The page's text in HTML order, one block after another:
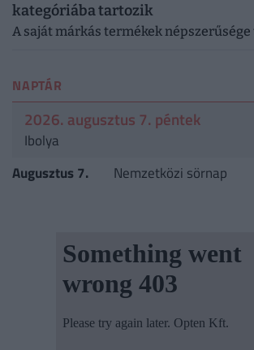
kategóriába tartozik
A saját márkás termékek
NAPTÁR
2026. augusztus 7. péntek
Ibolya
Augusztus 7. Nemzetközi sörnap